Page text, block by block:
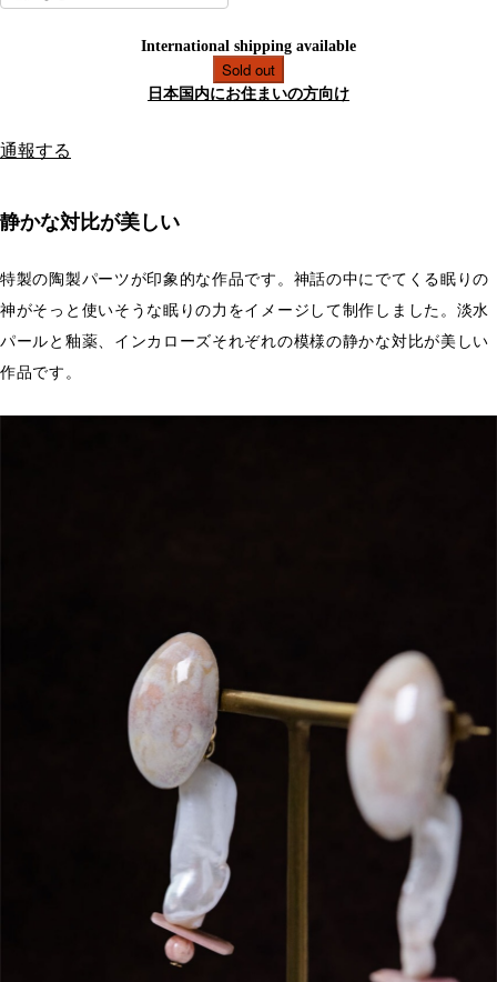
International shipping available
Sold out
日本国内にお住まいの方向け
通報する
静かな対比が美しい
特製の陶製パーツが印象的な作品です。神話の中にでてくる眠りの
神がそっと使いそうな眠りの力をイメージして制作しました。淡水
パールと釉薬、インカローズそれぞれの模様の静かな対比が美しい
作品です。